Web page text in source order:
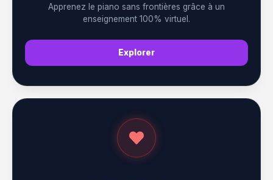
Apprenez le piano sans frontières grâce à un
enseignement 100% virtuel.
Explorer